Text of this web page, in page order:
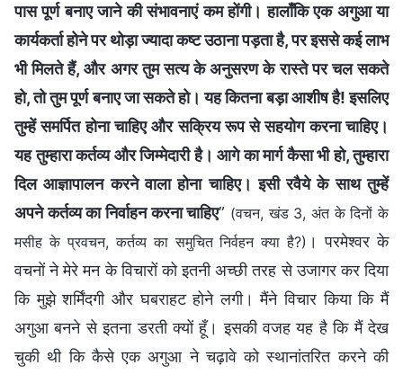
पास पूर्ण बनाए जाने की संभावनाएं कम होंगी। हालाँकि एक अगुआ या
कार्यकर्ता होने पर थोड़ा ज्यादा कष्ट उठाना पड़ता है, पर इससे कई लाभ
भी मिलते हैं, और अगर तुम सत्य के अनुसरण के रास्ते पर चल सकते
हो, तो तुम पूर्ण बनाए जा सकते हो। यह कितना बड़ा आशीष है! इसलिए
तुम्हें समर्पित होना चाहिए और सक्रिय रूप से सहयोग करना चाहिए।
यह तुम्हारा कर्तव्य और जिम्मेदारी है। आगे का मार्ग कैसा भी हो, तुम्हारा
दिल आज्ञापालन करने वाला होना चाहिए। इसी रवैये के साथ तुम्हें
अपने कर्तव्य का निर्वाहन करना चाहिए” (वचन, खंड 3, अंत के दिनों के
मसीह के प्रवचन, कर्तव्‍य का समुचित निर्वहन क्‍या है?) । परमेश्वर के
वचनों ने मेरे मन के विचारों को इतनी अच्छी तरह से उजागर कर दिया
कि मुझे शर्मिंदगी और घबराहट होने लगी। मैंने विचार किया कि मैं
अगुआ बनने से इतना डरती क्यों हूँ। इसकी वजह यह है कि मैं देख
चुकी थी कि कैसे एक अगुआ ने चढ़ावे को स्थानांतरित करने की